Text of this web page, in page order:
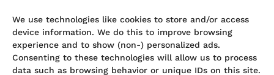
We use technologies like cookies to store and/or access
device information. We do this to improve browsing
experience and to show (non-) personalized ads.
Consenting to these technologies will allow us to process
data such as browsing behavior or unique IDs on this site.
+48 690 547 440
Dokowa 1, 80-863 Gdańsk, Poland
hello@aroundgdansk.pl